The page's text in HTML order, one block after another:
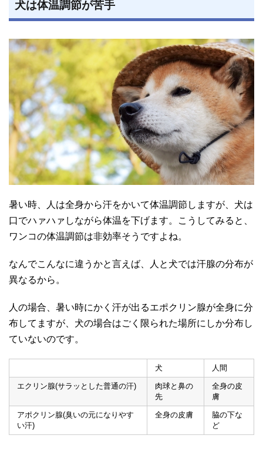
犬は体温調節が苦手
暑い時、人は全身から汗をかいて体温調節しますが、犬は
口でハァハァしながら体温を下げます。こうしてみると、
ワンコの体温調節は非効率そうですよね。
なんでこんなに違うかと言えば、人と犬では汗腺の分布が
異なるから。
人の場合、暑い時にかく汗が出るエポクリン腺が全身に分
布してますが、犬の場合はごく限られた場所にしか分布し
ていないのです。
犬 人間
エクリン腺(サラッとした普通の汗)
肉球と鼻の
先
全身の皮
膚
アポクリン腺(臭いの元になりやす
い汗)
全身の皮膚
脇の下な
ど